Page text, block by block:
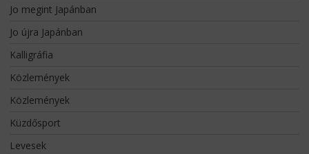
Jo megint Japánban
Jo újra Japánban
Kalligráfia
Közlemények
Közlemények
Küzdősport
Levesek